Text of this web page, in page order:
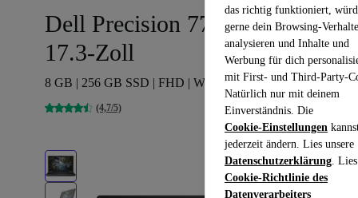
das richtig funktioniert,
gerne dein Browsing-
analysieren und Inhalte und
Werbung für dich
mit First- und Third-Party-
Natürlich nur mit deinem
Einverständnis. Die
Cookie-Einstellungen
jederzeit ändern. Lies unsere
Datenschutzerklärung.
Cookie-Richtlinie des
Datenverarbeiters
Dell Precision 7730 | i7-8850H |
17.3-Zoll
8 GB | 256 GB SSD | FHD | Webcam | Win 11 Pro | DE
(4,7/5)